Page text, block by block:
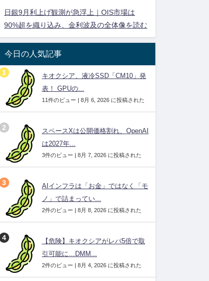
日銀9月利上げ観測が急浮上｜OIS市場は
90%超を織り込み、金利波及の全体像を読む
今日の人気記事
キオクシア、液冷SSD「CM10」発
表！ GPUの...
11件のビュー | 8月 6, 2026 に投稿された
スペースXは公開価格割れ、OpenAI
は2027年...
3件のビュー | 8月 7, 2026 に投稿された
AIインフラは「お金」ではなく「モ
ノ」で詰まってい...
2件のビュー | 8月 8, 2026 に投稿された
【危険】キオクシアがレバ5倍で取
引可能に…DMM...
2件のビュー | 8月 4, 2026 に投稿された